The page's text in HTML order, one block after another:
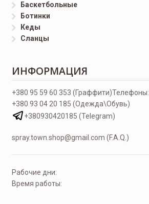
Баскетбольные
Ботинки
Кеды
Сланцы
ИНФОРМАЦИЯ
Телефоны:
+380 95 59 60 353 (Граффити)
+380 93 04 20 185 (Одежда\Обувь)
+380930420185 (Telegram)
spray.town.shop@gmail.com (F.A.Q.)
Рабочие дни:
Время работы: